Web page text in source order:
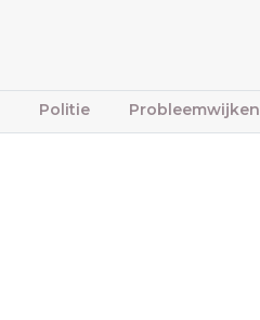
Politie Probleemwijken